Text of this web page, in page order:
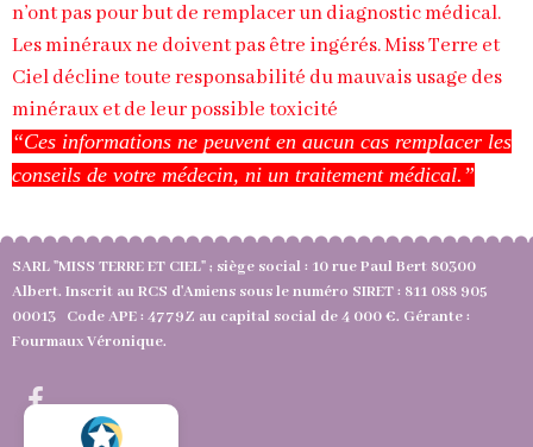
n’ont pas pour but de remplacer un diagnostic médical.
Les minéraux ne doivent pas être ingérés. Miss Terre et
Ciel décline toute responsabilité du mauvais usage des
minéraux et de leur possible toxicité
“Ces informations ne peuvent en aucun cas remplacer les
conseils de votre médecin, ni un traitement médical.”
SARL "MISS TERRE ET CIEL" ; siège social : 10 rue Paul Bert 80300
Albert. Inscrit au RCS d'Amiens sous le numéro SIRET : 811 088 905
00013 Code APE : 4779Z au capital social de 4 000 €. Gérante :
Fourmaux Véronique.